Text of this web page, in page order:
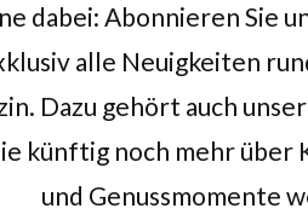
dabei: Abonnieren Sie
alle Neuigkeiten
Dazu gehört auch
künftig noch mehr über
und Genussmomente